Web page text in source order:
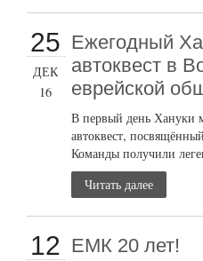
25
ДЕК
16
Ежегодный
автоквест в
еврейской
В первый день Хануки
автоквест,
Команды получили
Читать далее
12 ЕМК 20 лет!